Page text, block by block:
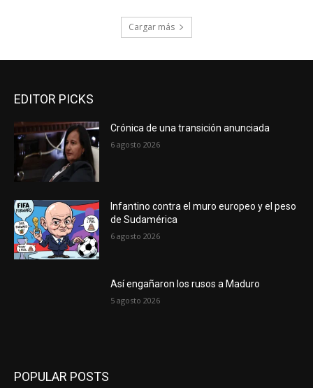
Cargar más
EDITOR PICKS
Crónica de una transición anunciada
6 agosto 2026
Infantino contra el muro europeo y el peso
de Sudamérica
6 agosto 2026
Así engañaron los rusos a Maduro
5 agosto 2026
POPULAR POSTS